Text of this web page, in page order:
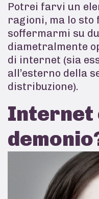
Potrei farvi un
ragioni, ma lo sto
soffermarmi su
diametralmente
di internet (sia
all’esterno della
distribuzione).
Internet